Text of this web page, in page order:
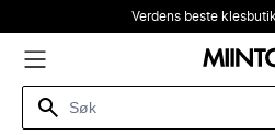
Verdens beste